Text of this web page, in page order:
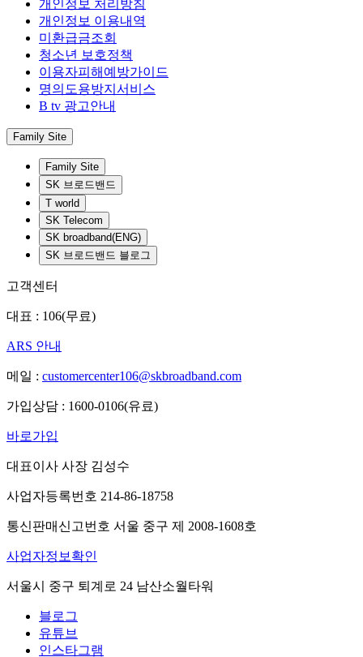
개인정보 처리방침
개인정보 이용내역
미환급금조회
청소년 보호정책
이용자피해예방가이드
명의도용방지서비스
B tv 광고안내
Family Site
Family Site
SK 브로드밴드
T world
SK Telecom
SK broadband(ENG)
SK 브로드밴드 블로그
고객센터
대표 : 106(무료)
ARS 안내
메일 : customercenter106@skbroadband.com
가입상담 : 1600-0106(유료)
바로가입
대표이사 사장 김성수
사업자등록번호 214-86-18758
통신판매신고번호 서울 중구 제 2008-1608호
사업자정보확인
서울시 중구 퇴계로 24 남산소월타워
블로그
유튜브
인스타그램